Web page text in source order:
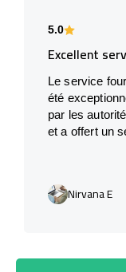
5.0
Excellent
Le service
été
par les
et a offert un
Nirvana E